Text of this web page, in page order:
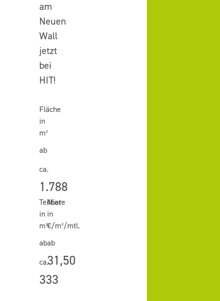
am
Neuen
Wall
jetzt
bei
HIT!
Fläche
in
m²
ab
ca.
1.788
Teilbar
in
m²
ab
ca.
333
Miete
in
€/m²/mtl.
ab
31,50